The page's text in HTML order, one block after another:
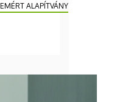
ALAPÍTVÁNY